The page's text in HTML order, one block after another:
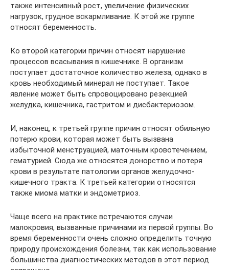
также интенсивный рост, увеличение физических
нагрузок, грудное вскармливание. К этой же группе
относят беременность.
Ко второй категории причин относят нарушение
процессов всасывания в кишечнике. В организм
поступает достаточное количество железа, однако в
кровь необходимый минерал не поступает. Такое
явление может быть спровоцировано резекцией
желудка, кишечника, гастритом и дисбактериозом.
И, наконец, к третьей группе причин относят обильную
потерю крови, которая может быть вызвана
избыточной менструацией, маточным кровотечением,
гематурией. Сюда же относятся донорство и потеря
крови в результате патологии органов желудочно-
кишечного тракта. К третьей категории относятся
также миома матки и эндометриоз.
Чаще всего на практике встречаются случаи
малокровия, вызванные причинами из первой группы. Во
время беременности очень сложно определить точную
природу происхождения болезни, так как использование
большинства диагностических методов в этот период